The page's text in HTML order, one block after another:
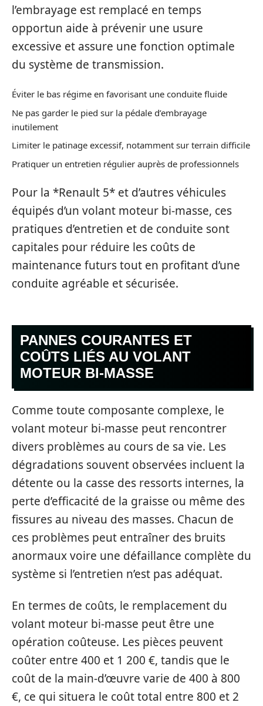
l’embrayage est remplacé en temps
opportun aide à prévenir une usure
excessive et assure une fonction optimale
du système de transmission.
Éviter le bas régime en favorisant une conduite fluide
Ne pas garder le pied sur la pédale d’embrayage
inutilement
Limiter le patinage excessif, notamment sur terrain difficile
Pratiquer un entretien régulier auprès de professionnels
Pour la *Renault 5* et d’autres véhicules
équipés d’un volant moteur bi-masse, ces
pratiques d’entretien et de conduite sont
capitales pour réduire les coûts de
maintenance futurs tout en profitant d’une
conduite agréable et sécurisée.
PANNES COURANTES ET
COÛTS LIÉS AU VOLANT
MOTEUR BI-MASSE
Comme toute composante complexe, le
volant moteur bi-masse peut rencontrer
divers problèmes au cours de sa vie. Les
dégradations souvent observées incluent la
détente ou la casse des ressorts internes, la
perte d’efficacité de la graisse ou même des
fissures au niveau des masses. Chacun de
ces problèmes peut entraîner des bruits
anormaux voire une défaillance complète du
système si l’entretien n’est pas adéquat.
En termes de coûts, le remplacement du
volant moteur bi-masse peut être une
opération coûteuse. Les pièces peuvent
coûter entre 400 et 1 200 €, tandis que le
coût de la main-d’œuvre varie de 400 à 800
€, ce qui situera le coût total entre 800 et 2